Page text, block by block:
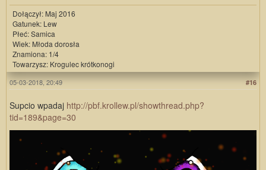
Dołączył: Maj 2016
Gatunek: Lew
Płeć: Samica
Wiek: Młoda dorosła
Znamiona: 1/4
Towarzysz: Krogulec krótkonogi
#16
05-03-2018, 20:49
Supcio wpadaj http://pbf.krollew.pl/showthread.php?
tid=189&page=30